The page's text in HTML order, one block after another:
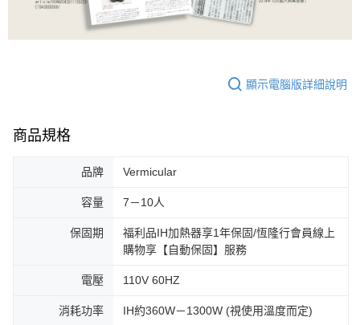
顯示電腦版詳細說明
商品規格
品牌 Vermicular
容量 7－10人
保固期
福利品IH加熱器享1年保固/恆隆行會員線上
購物享【自動保固】服務
電壓 110V 60HZ
消耗功率 IH約360W－1300W (視使用溫度而定)